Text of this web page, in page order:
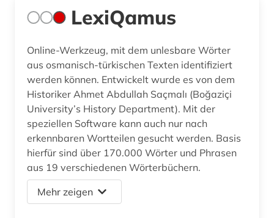
LexiQamus
Online-Werkzeug, mit dem unlesbare Wörter
aus osmanisch-türkischen Texten identifiziert
werden können. Entwickelt wurde es von dem
Historiker Ahmet Abdullah Saçmalı (Boğaziçi
University’s History Department). Mit der
speziellen Software kann auch nur nach
erkennbaren Wortteilen gesucht werden. Basis
hierfür sind über 170.000 Wörter und Phrasen
aus 19 verschiedenen Wörterbüchern.
Mehr zeigen